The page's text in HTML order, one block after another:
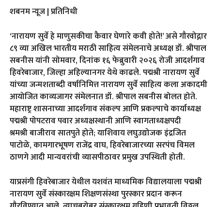
शबनम न्यूज | प्रतिनिधी
‘नारायण सुर्वे हे माणुसकीचा कैवार घेणारे कवी होते!’ असे गौरवोद्गार
८९ व्या अखिल भारतीय मराठी साहित्य संमेलनाचे अध्यक्ष डॉ. श्रीपाल
सबनीस यांनी सोमवार, दिनांक १६ फेब्रुवारी २०२६ रोजी आदर्शगाव
हिवरेबाजार, जिल्हा अहिल्यानगर येथे काढले. पद्मश्री नारायण सुर्वे
यांच्या जन्मशताब्दी वर्षानिमित्त नारायण सुर्वे साहित्य कला अकादमी
आयोजित काव्यजागर संमेलनात डॉ. श्रीपाल सबनीस बोलत होते.
महाराष्ट्र शासनाच्या आदर्शगाव संकल्प आणि प्रकल्पाचे कार्याध्यक्ष
पद्मश्री पोपटराव पवार अध्यक्षस्थानी आणि स्वागताध्यक्षपदी
श्रमश्री बाजीराव सातपुते होते; याशिवाय लघुउद्योजक इंद्रजित
पाटोळे, कामगारभूषण राजेंद्र वाघ, हिवरेबाजारच्या सरपंच विमल
ठाणगे आदी मान्यवरांची व्यासपीठावर प्रमुख उपस्थिती होती.
याप्रसंगी हिवरेबाजार येथील यशवंत माध्यमिक विद्यालयाला पद्मश्री
नारायण सुर्वे संस्कारक्षम शिक्षणसंस्था पुरस्कार प्रदान करून